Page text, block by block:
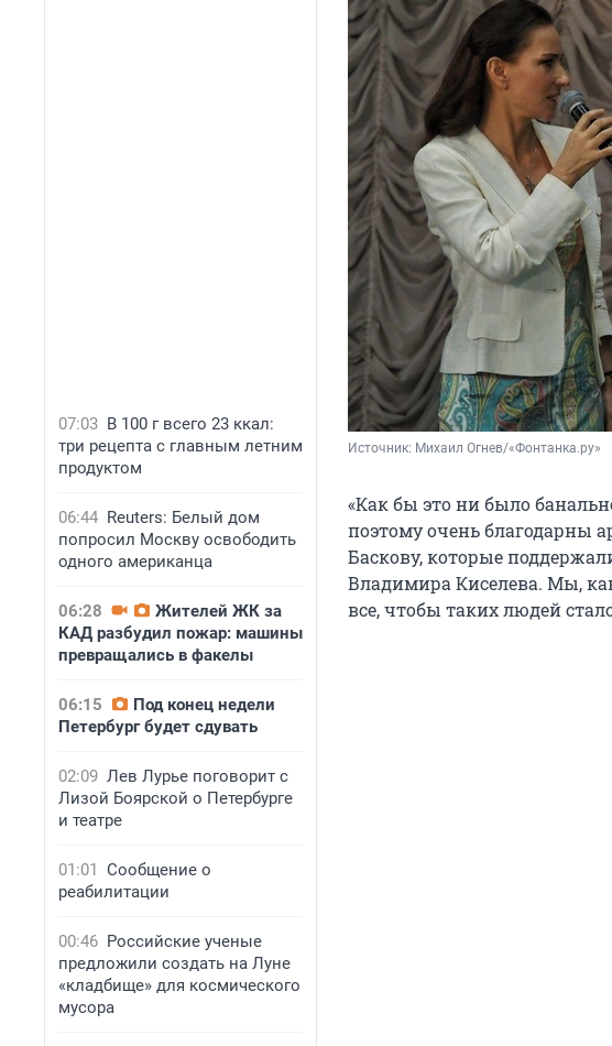
07:03 В 100 г всего 23 ккал:
три рецепта с главным летним
продуктом
06:44 Reuters: Белый дом
попросил Москву освободить
одного американца
06:28
Жителей ЖК за
КАД разбудил пожар: машины
превращались в факелы
06:15
Под конец недели
Петербург будет сдувать
02:09 Лев Лурье поговорит с
Лизой Боярской о Петербурге
и театре
01:01 Сообщение о
реабилитации
00:46 Российские ученые
предложили создать на Луне
«кладбище» для космического
мусора
Источник: Михаил Огнев/«Фонтанка.ру»
«Как бы это ни было
поэтому очень благодарны
Баскову, которые
Владимира Киселева. Мы,
все, чтобы таких людей